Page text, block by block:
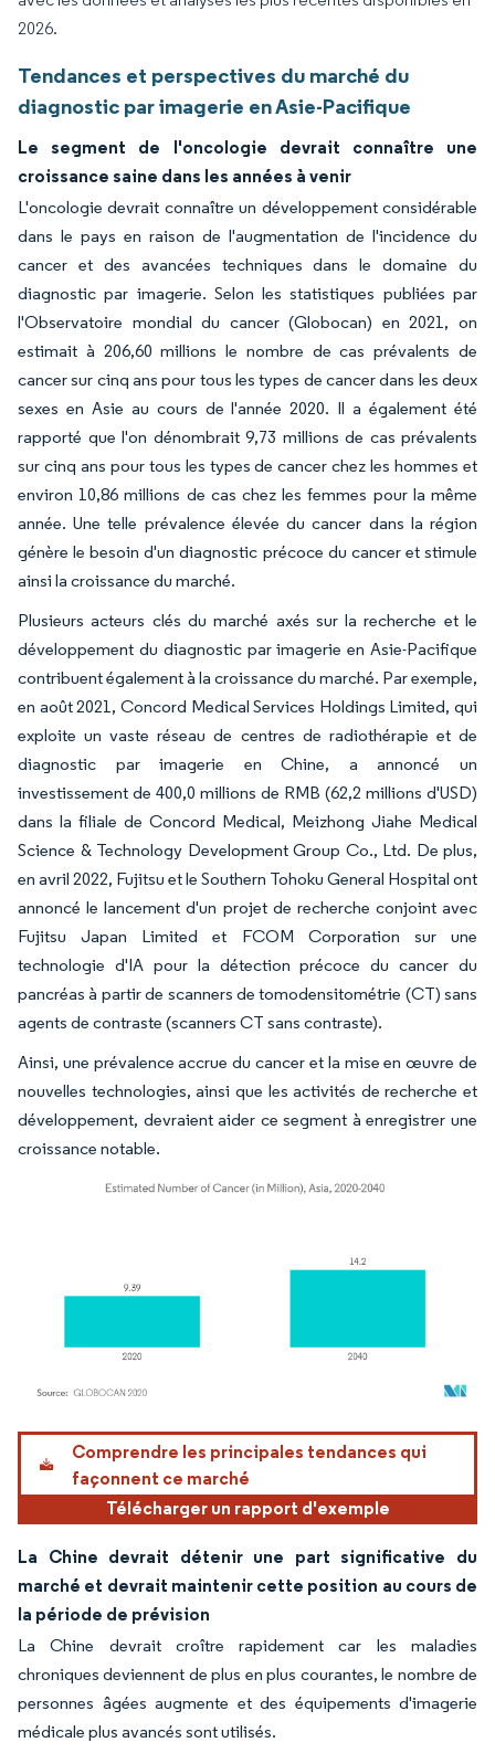
2026.
Tendances et perspectives du marché du
diagnostic par imagerie en Asie-Pacifique
Le segment de l'oncologie devrait connaître une
croissance saine dans les années à venir
L'oncologie devrait connaître un développement considérable
dans le pays en raison de l'augmentation de l'incidence du
cancer et des avancées techniques dans le domaine du
diagnostic par imagerie. Selon les statistiques publiées par
l'Observatoire mondial du cancer (Globocan) en 2021, on
estimait à 206,60 millions le nombre de cas prévalents de
cancer sur cinq ans pour tous les types de cancer dans les deux
sexes en Asie au cours de l'année 2020. Il a également été
rapporté que l'on dénombrait 9,73 millions de cas prévalents
sur cinq ans pour tous les types de cancer chez les hommes et
environ 10,86 millions de cas chez les femmes pour la même
année. Une telle prévalence élevée du cancer dans la région
génère le besoin d'un diagnostic précoce du cancer et stimule
ainsi la croissance du marché.
Plusieurs acteurs clés du marché axés sur la recherche et le
développement du diagnostic par imagerie en Asie-Pacifique
contribuent également à la croissance du marché. Par exemple,
en août 2021, Concord Medical Services Holdings Limited, qui
exploite un vaste réseau de centres de radiothérapie et de
diagnostic par imagerie en Chine, a annoncé un
investissement de 400,0 millions de RMB (62,2 millions d'USD)
dans la filiale de Concord Medical, Meizhong Jiahe Medical
Science & Technology Development Group Co., Ltd. De plus,
en avril 2022, Fujitsu et le Southern Tohoku General Hospital ont
annoncé le lancement d'un projet de recherche conjoint avec
Fujitsu Japan Limited et FCOM Corporation sur une
technologie d'IA pour la détection précoce du cancer du
pancréas à partir de scanners de tomodensitométrie (CT) sans
agents de contraste (scanners CT sans contraste).
Ainsi, une prévalence accrue du cancer et la mise en œuvre de
nouvelles technologies, ainsi que les activités de recherche et
développement, devraient aider ce segment à enregistrer une
croissance notable.
Image © Mordor Intelligence. La réutilisation nécessite une attribution sous CC BY
Comprendre les principales tendances qui
façonnent ce marché
Télécharger un rapport d'exemple
La Chine devrait détenir une part significative du
marché et devrait maintenir cette position au cours de
la période de prévision
La Chine devrait croître rapidement car les maladies
chroniques deviennent de plus en plus courantes, le nombre de
personnes âgées augmente et des équipements d'imagerie
médicale plus avancés sont utilisés.